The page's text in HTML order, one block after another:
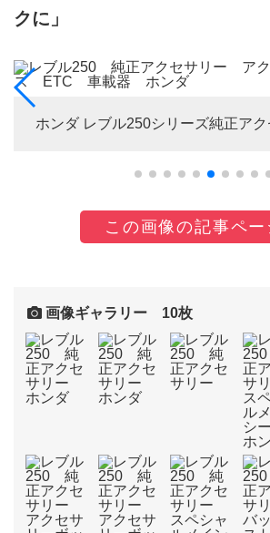
クに」
ホンダ レブル250シリーズ純正アク
この画像の記事ペー
画像ギャラリー 10枚